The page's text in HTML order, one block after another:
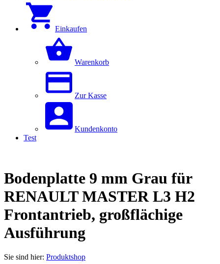
Einkaufen
Warenkorb
Zur Kasse
Kundenkonto
Test
Bodenplatte 9 mm Grau für
RENAULT MASTER L3 H2
Frontantrieb, großflächige
Ausführung
Sie sind hier: Produktshop